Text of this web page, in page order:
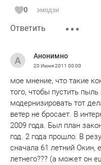
Шакиров, Стасюк и
кстати, одна членша из
нему за помощью, когда
лобачев и тут бы помог.
обжаловать приговор.
0 эмодзи
Ответить
Анонимно
20 Июня 2011 00:00
мое мнение, что такие
того, чтобы пустить пыль
модернизировать тот
ветер не бросает. В
2009 года. Был план
год. 2 года прошло. В
сначала 61 летний Окин,
летнего??? (а может он